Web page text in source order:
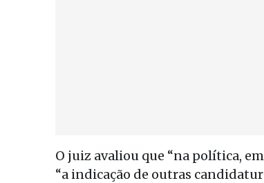
O juiz avaliou que “na política,
“a indicação de outras